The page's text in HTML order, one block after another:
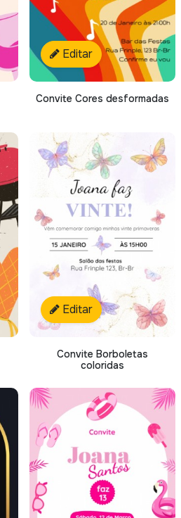
Editar
Convite Cores desformadas
Editar
Convite Borboletas
coloridas